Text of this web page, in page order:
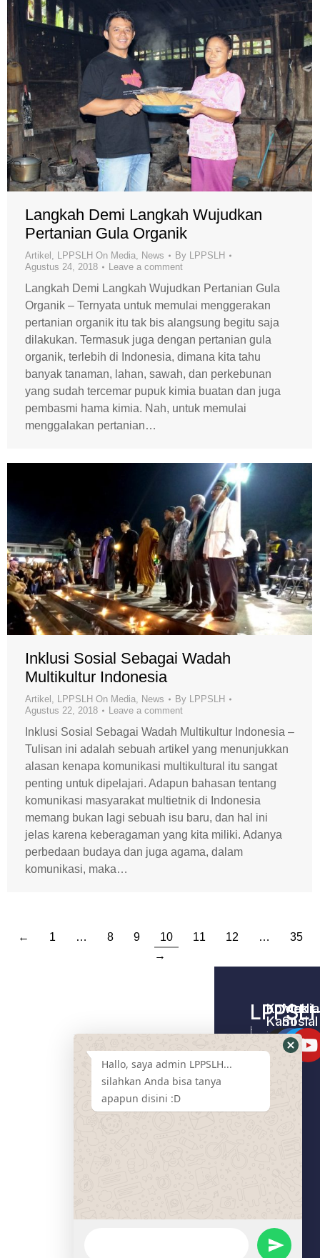
Langkah Demi Langkah Wujudkan
Pertanian Gula Organik
Artikel , LPPSLH On Media, News By LPPSLH
Agustus 24, 2018
Leave a comment
Langkah Demi Langkah Wujudkan Pertanian Gula
Organik – Ternyata untuk memulai menggerakan
pertanian organik itu tak bis alangsung begitu saja
dilakukan. Termasuk juga dengan pertanian gula
organik, terlebih di Indonesia, dimana kita tahu
banyak tanaman, lahan, sawah, dan perkebunan
yang sudah tercemar pupuk kimia buatan dan juga
pembasmi hama kimia. Nah, untuk memulai
menggalakan pertanian…
Inklusi Sosial Sebagai Wadah
Multikultur Indonesia
Artikel LPPSLH On Media News By LPPSLH
Agustus 22, 2018
Leave a comment
Inklusi Sosial Sebagai Wadah Multikultur Indonesia –
Tulisan ini adalah sebuah artikel yang menunjukkan
alasan kenapa komunikasi multikultural itu sangat
penting untuk dipelajari. Adapun bahasan tentang
komunikasi masyarakat multietnik di Indonesia
memang bukan lagi sebuah isu baru, dan hal ini
jelas karena keberagaman yang kita miliki. Adanya
perbedaan budaya dan juga agama, dalam
komunikasi, maka…
← 1 … 8 9 10 11 12 …
35
→
Home –
LPPSLH
Pendamping
Artikel
Kontak
Kami
Tentang
Kami
Media
Sosial
Hallo, saya admin LPPSLH...
silahkan Anda bisa tanya
apapun disini :D